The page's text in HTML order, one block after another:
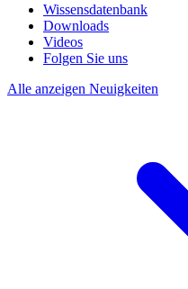
Wissensdatenbank
Downloads
Videos
Folgen Sie uns
Alle anzeigen Neuigkeiten